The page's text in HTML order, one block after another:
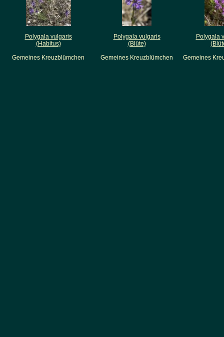
Polygala vulgaris
(Habitus)
Gemeines Kreuzblümchen
Polygala vulgaris
(Blüte)
Gemeines Kreuzblümchen
Polygala
Gemeines